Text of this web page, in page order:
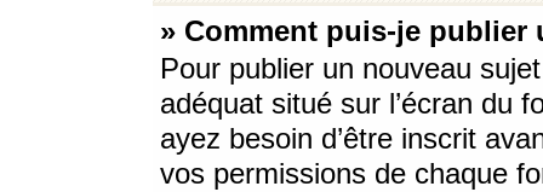
» Comment puis-je
Pour publier un nouveau
adéquat situé sur l’écran du
ayez besoin d’être inscrit
vos permissions de chaque